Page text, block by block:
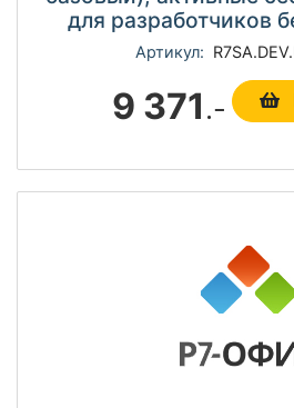
для разработчиков
Артикул:
9 371.-